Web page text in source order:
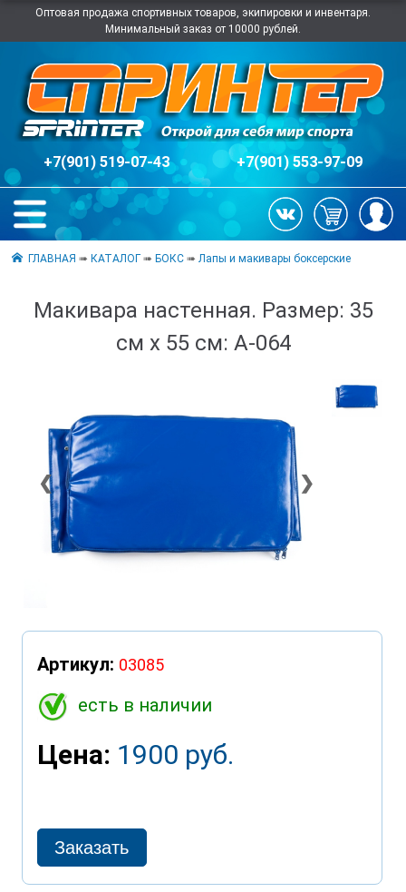
Оптовая продажа спортивных товаров, экипировки и инвентаря.
Минимальный заказ от 10000 рублей.
+7(901) 519-07-43 +7(901) 553-97-09
ГЛАВНАЯ ➠КАТАЛОГ ➠БОКС ➠ Лапы и макивары боксерские
Макивара настенная. Размер: 35
см х 55 см: А-064
❮ ❯
Артикул: 03085
есть в наличии
Цена: 1900 руб.